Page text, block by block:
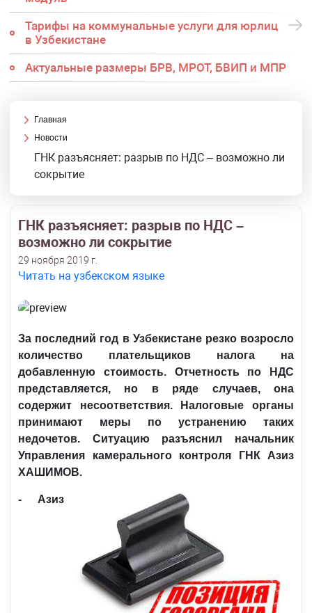
Тарифы на коммунальные услуги для юрлиц
в Узбекистане
Актуальные размеры БРВ, МРОТ, БВИП и МПР
Главная
Новости
ГНК разъясняет: разрыв по НДС – возможно ли
сокрытие
ГНК разъясняет: разрыв по НДС –
возможно ли сокрытие
29 ноября 2019 г.
Читать на узбекском языке
За последний год в Узбекистане резко возросло
количество плательщиков налога на
добавленную стоимость. Отчетность по НДС
представляется, но в ряде случаев, она
содержит несоответствия. Налоговые органы
принимают меры по устранению таких
недочетов. Ситуацию разъяснил начальник
Управления камерального контроля ГНК Азиз
ХАШИМОВ.
- Азиз